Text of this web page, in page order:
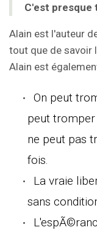
C'est presque
Alain est l'auteur
tout que de savoir
Alain est
On peut
peut
ne peut pas
fois.
La vraie
sans